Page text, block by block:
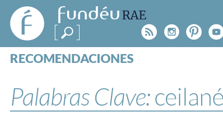
FundéuRAE
- Fundación
del Español
Urgente
Rss
RECOMENDACIONES
ESPECIALES
BLOG
Palabras Clave: